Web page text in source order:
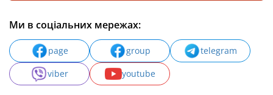
Ми в соціальних мережах:
page group
telegram
viber
youtube